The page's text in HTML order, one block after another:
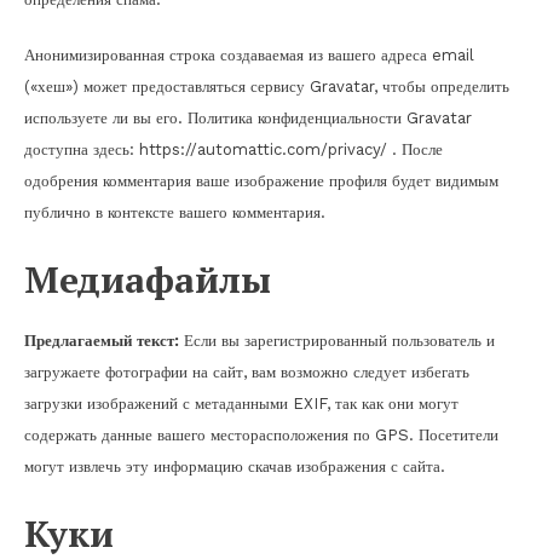
Анонимизированная строка создаваемая из вашего адреса email
(«хеш») может предоставляться сервису Gravatar, чтобы определить
используете ли вы его. Политика конфиденциальности Gravatar
доступна здесь: https://automattic.com/privacy/ . После
одобрения комментария ваше изображение профиля будет видимым
публично в контексте вашего комментария.
Медиафайлы
Предлагаемый текст: Если вы зарегистрированный пользователь и
загружаете фотографии на сайт, вам возможно следует избегать
загрузки изображений с метаданными EXIF, так как они могут
содержать данные вашего месторасположения по GPS. Посетители
могут извлечь эту информацию скачав изображения с сайта.
Куки